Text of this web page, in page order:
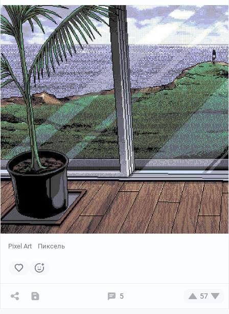
Москву не приехало. Понятно почему. Выходя в
очередной раз за покупками - подумайте о том, что я
тут вам написал. Оно может с моей стороны чего то и
не понятно, и нужно поверить руководству, что "это
все" фигня... в общем как то так.
Pixel Art Пиксель
5 57